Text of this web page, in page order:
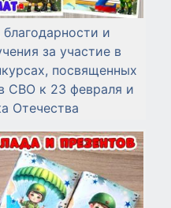
и
за участие в
посвященных
СВО к 23 февраля и
Отечества